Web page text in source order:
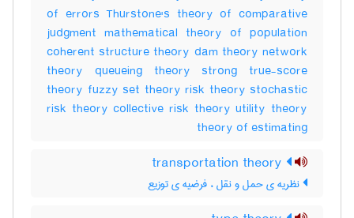
of errors Thurstone's theory of comparative
judgment mathematical theory of population
coherent structure theory dam theory network
theory queueing theory strong true-score
theory fuzzy set theory risk theory stochastic
risk theory collective risk theory utility theory
theory of estimating
نظریه ی حمل و نقل ، فرضیه ی توزیع